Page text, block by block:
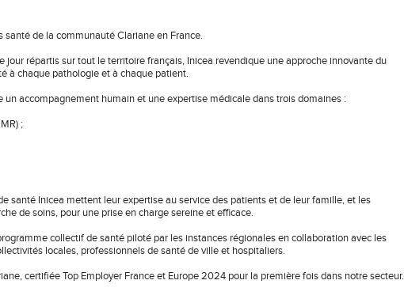
santé de la communauté Clariane en France.
jour répartis sur tout le territoire français, Inicea revendique une approche innovante du
à chaque pathologie et à chaque patient.
un accompagnement humain et une expertise médicale dans trois domaines :
;
santé Inicea mettent leur expertise au service des patients et de leur famille, et les
de soins, pour une prise en charge sereine et efficace.
collectif de santé piloté par les instances régionales en collaboration avec les
locales, professionnels de santé de ville et hospitaliers.
certifiée Top Employer France et Europe 2024 pour la première fois dans notre secteur.